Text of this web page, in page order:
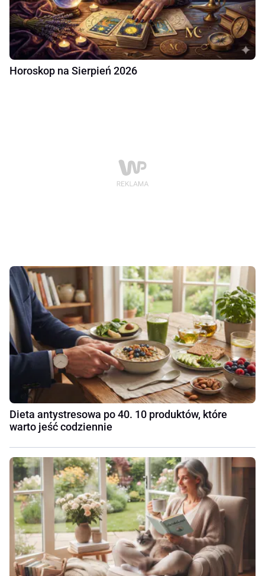
Horoskop na Sierpień 2026
Dieta antystresowa po 40. 10 produktów, które
warto jeść codziennie